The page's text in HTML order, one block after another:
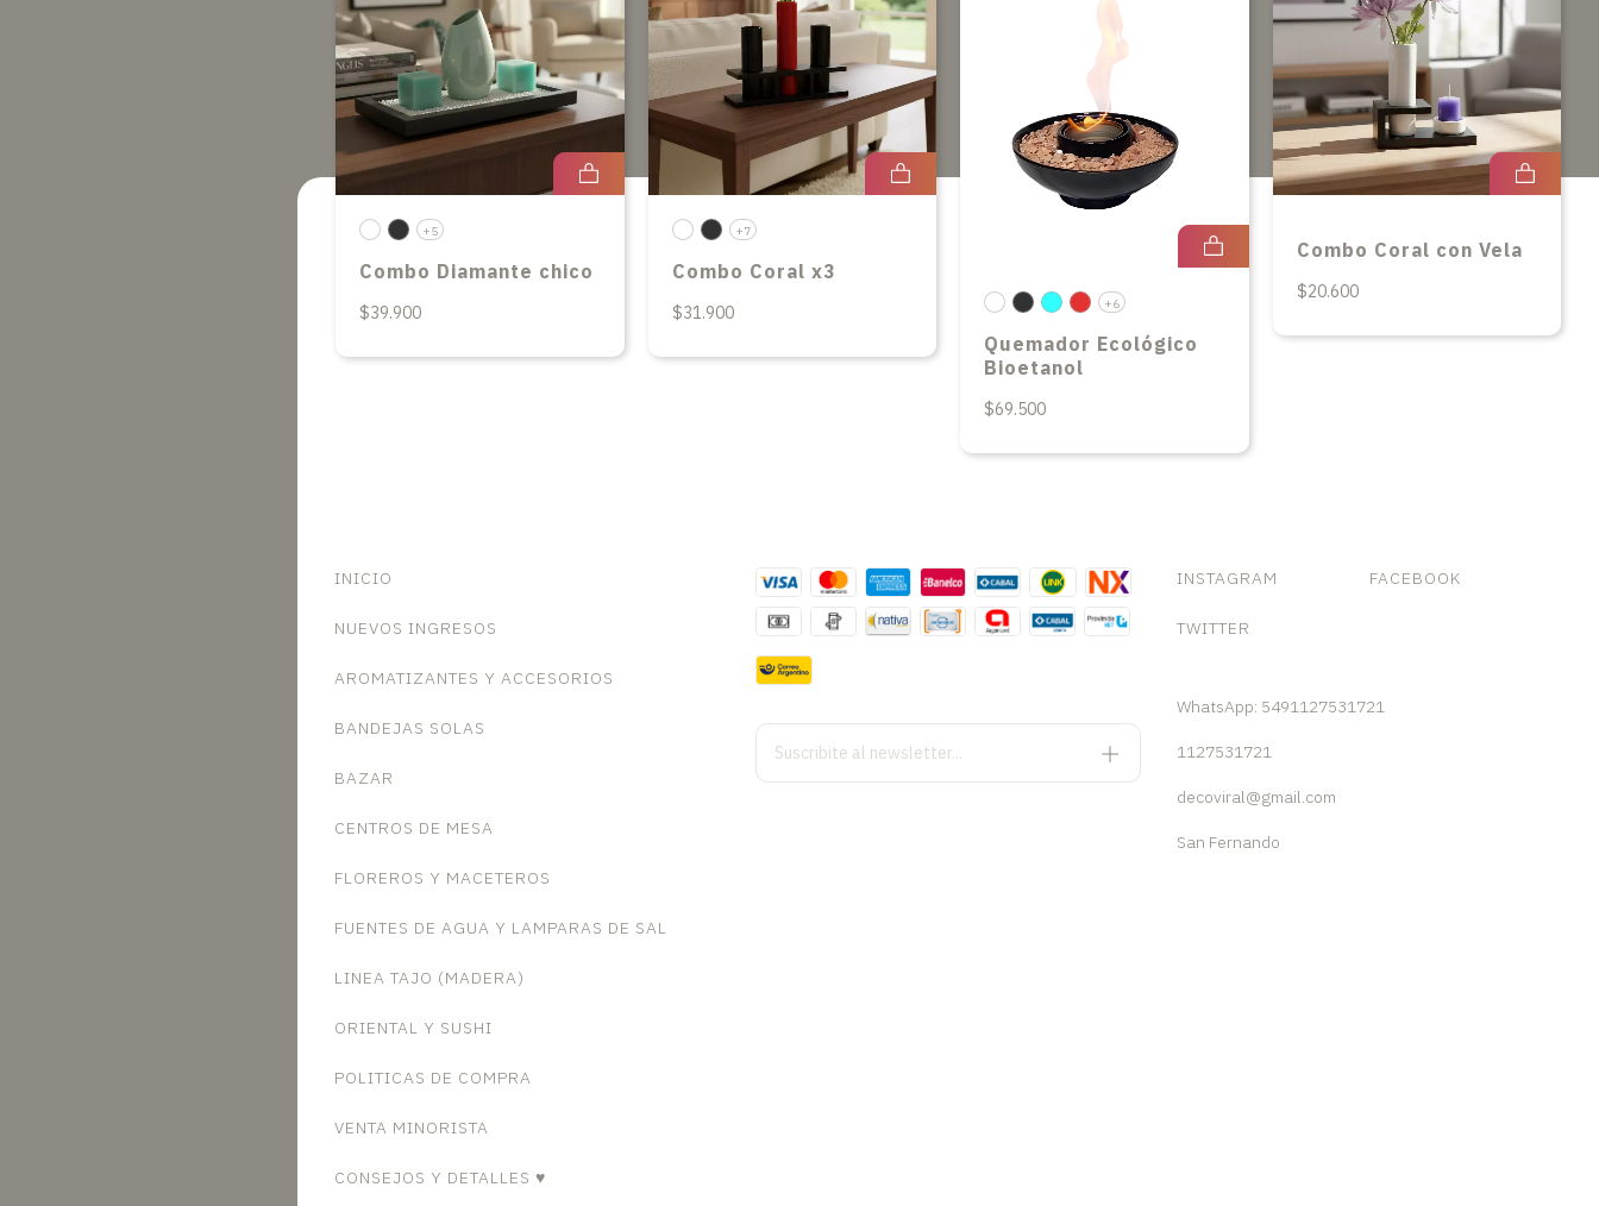
+5
Combo Diamante chico
$39.900
+7
Combo Coral x3
$31.900 +6
Quemador Ecológico
Bioetanol
$69.500
Combo Coral con Vela
$20.600
INICIO
NUEVOS INGRESOS
AROMATIZANTES Y ACCESORIOS
BANDEJAS SOLAS
BAZAR
CENTROS DE MESA
FLOREROS Y MACETEROS
FUENTES DE AGUA Y LAMPARAS DE SAL
LINEA TAJO (MADERA)
ORIENTAL Y SUSHI
POLITICAS DE COMPRA
VENTA MINORISTA
CONSEJOS Y DETALLES ♥
INSTAGRAM FACEBOOK
TWITTER
WhatsApp: 5491127531721
1127531721
decoviral@gmail.com
San Fernando